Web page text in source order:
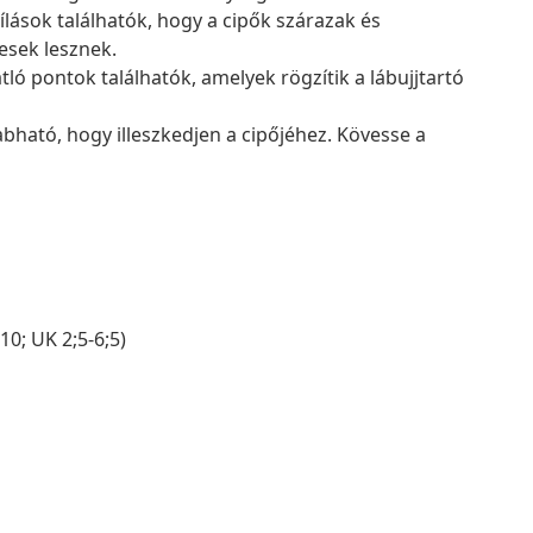
találhatók, hogy a cipők szárazak és
lesznek.
pontok találhatók, amelyek rögzítik a lábujjtartó
hogy illeszkedjen a cipőjéhez. Kövesse a
UK 2;5-6;5)